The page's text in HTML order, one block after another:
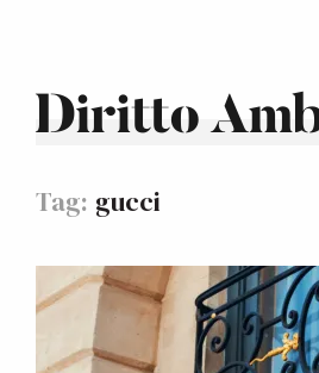
Diritto
Tag: gucci